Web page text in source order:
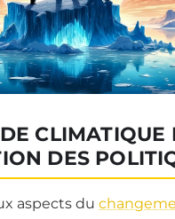
CLIMATIQUE
DES
aspects du